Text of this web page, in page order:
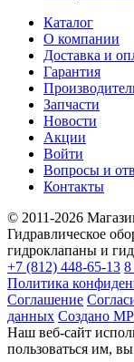
Каталог
О компании
Доставка и
Гарантия
Запчасти
Новости
Акции
Войти
Вопросы и
Контакты
© 2011-2026
Гидравлическое
гидроклапаны и
+7 (812) 448-65-13 8
Политика
Соглашение
данных Создано МР
Наш веб-сайт
пользоваться им,